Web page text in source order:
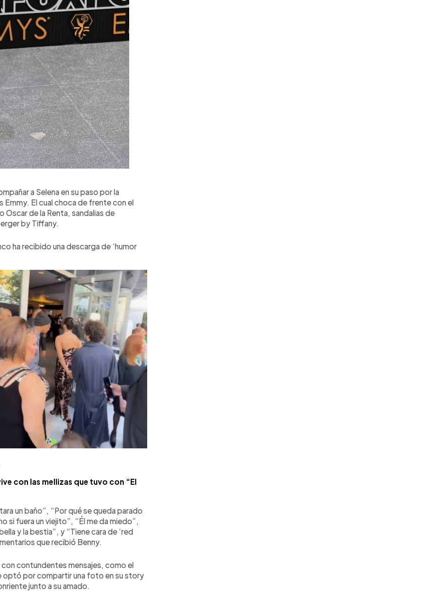
a Selena en su paso por la
Emmy. El cual choca de frente con el
de la Renta, sandalias de
by Tiffany.
ha recibido una descarga de ‘humor
con las mellizas que tuvo con “El
un baño”, “Por qué se queda parado
si fuera un viejito”, “Él me da miedo”,
y la bestia”, y “Tiene cara de ‘red
que recibió Benny.
con contundentes mensajes, como el
optó por compartir una foto en su story
junto a su amado.